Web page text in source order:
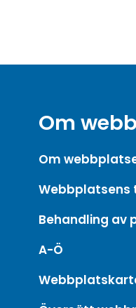
Om
Om
Behandling av
A-Ö